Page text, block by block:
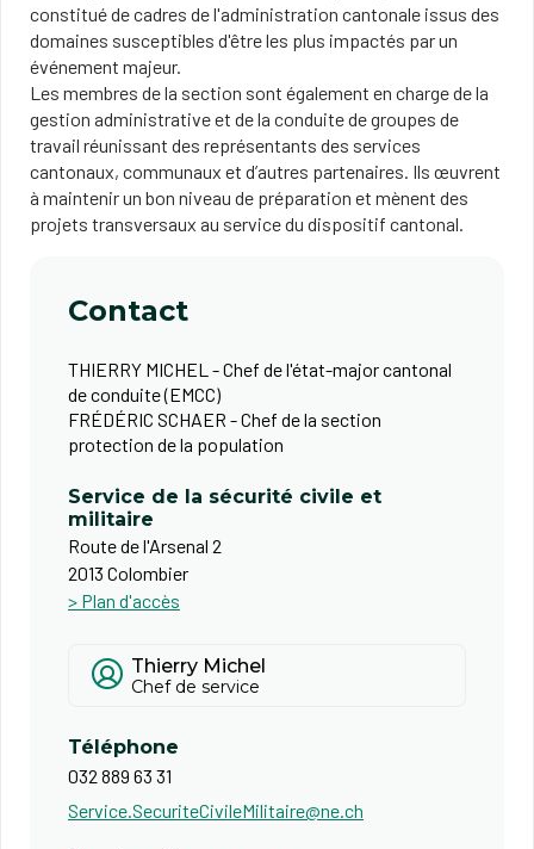
constitué de cadres de l'administration cantonale issus des
domaines susceptibles d'être les plus impactés par un
événement majeur.
Les membres de la section sont également en charge de la
gestion administrative et de la conduite de groupes de
travail réunissant des représentants des services
cantonaux, communaux et d’autres partenaires. Ils œuvrent
à maintenir un bon niveau de préparation et mènent des
projets transversaux au service du dispositif cantonal.
Contact
THIERRY MICHEL - Chef de l'état-major cantonal
de conduite (EMCC)
FRÉDÉRIC SCHAER - Chef de la section
protection de la population
Service de la sécurité civile et
militaire
Route de l'Arsenal 2
2013 Colombier
> Plan d'accès
Thierry Michel
Chef de service
Téléphone
032 889 63 31
Service.SecuriteCivileMilitaire@ne.ch